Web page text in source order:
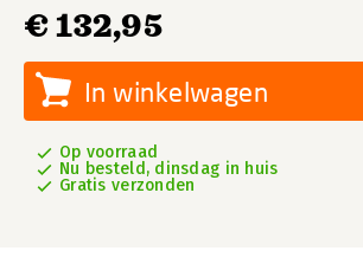
€ 132,95
In winkelwagen
Op voorraad
Nu besteld, dinsdag in huis
Gratis verzonden